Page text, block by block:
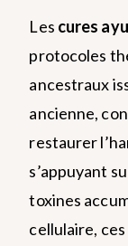
Les cures
protocoles
ancestraux
ancienne,
restaurer
s’appuyant
toxines
cellulaire,